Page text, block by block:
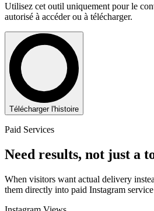
Utilisez cet outil uniquement pour le
autorisé à accéder ou à télécharger.
Télécharger l'histoire
Paid Services
Need results, not just a
When visitors want actual delivery
them directly into paid Instagram service